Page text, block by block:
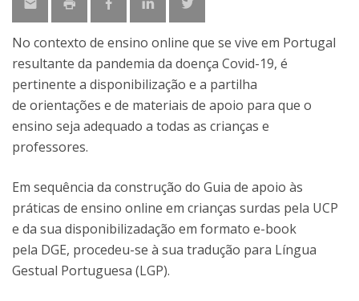
No contexto de ensino online que se vive em Portugal
resultante da pandemia da doença Covid-19, é
pertinente a disponibilização e a partilha
de orientações e de materiais de apoio para que o
ensino seja adequado a todas as crianças e
professores.
Em sequência da construção do Guia de apoio às
práticas de ensino online em crianças surdas pela UCP
e da sua disponibilizadação em formato e-book
pela DGE, procedeu-se à sua tradução para Língua
Gestual Portuguesa (LGP).